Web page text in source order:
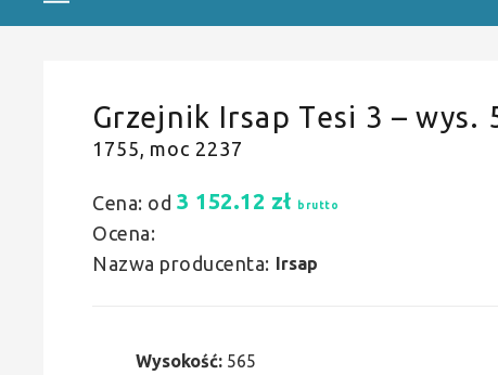
Grzejnik Irsap Tesi 3 – wys.
1755, moc 2237
Cena: od 3 152.12 zł brutto
Ocena:
Nazwa producenta: Irsap
Wysokość: 565